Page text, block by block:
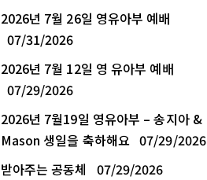
2026년 7월 26일 영유아부 예배
07/31/2026
2026년 7월 12일 영 유아부 예배
07/29/2026
2026년 7월19일 영유아부 – 송지아 &
Mason 생일을 축하해요 07/29/2026
받아주는 공동체
07/29/2026